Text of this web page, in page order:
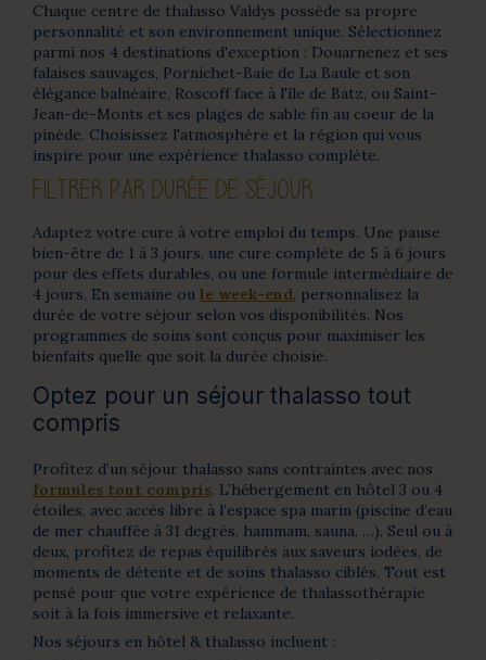
Chaque centre de thalasso Valdys possède sa propre
personnalité et son environnement unique. Sélectionnez
parmi nos 4 destinations d'exception : Douarnenez et ses
falaises sauvages, Pornichet-Baie de La Baule et son
élégance balnéaire, Roscoff face à l'île de Batz, ou Saint-
Jean-de-Monts et ses plages de sable fin au coeur de la
pinède. Choisissez l'atmosphère et la région qui vous
inspire pour une expérience thalasso complète.
FILTRER PAR DURÉE DE SÉJOUR
Adaptez votre cure à votre emploi du temps. Une pause
bien-être de 1 à 3 jours, une cure complète de 5 à 6 jours
pour des effets durables, ou une formule intermédiaire de
4 jours. En semaine ou le week-end, personnalisez la
durée de votre séjour selon vos disponibilités. Nos
programmes de soins sont conçus pour maximiser les
bienfaits quelle que soit la durée choisie.
Optez pour un séjour thalasso tout
compris
Profitez d’un séjour thalasso sans contraintes avec nos
formules tout compris. L’hébergement en hôtel 3 ou 4
étoiles, avec accès libre à l’espace spa marin (piscine d’eau
de mer chauffée à 31 degrés, hammam, sauna, …). Seul ou à
deux, profitez de repas équilibrés aux saveurs iodées, de
moments de détente et de soins thalasso ciblés. Tout est
pensé pour que votre expérience de thalassothérapie
soit à la fois immersive et relaxante.
Nos séjours en hôtel & thalasso incluent :